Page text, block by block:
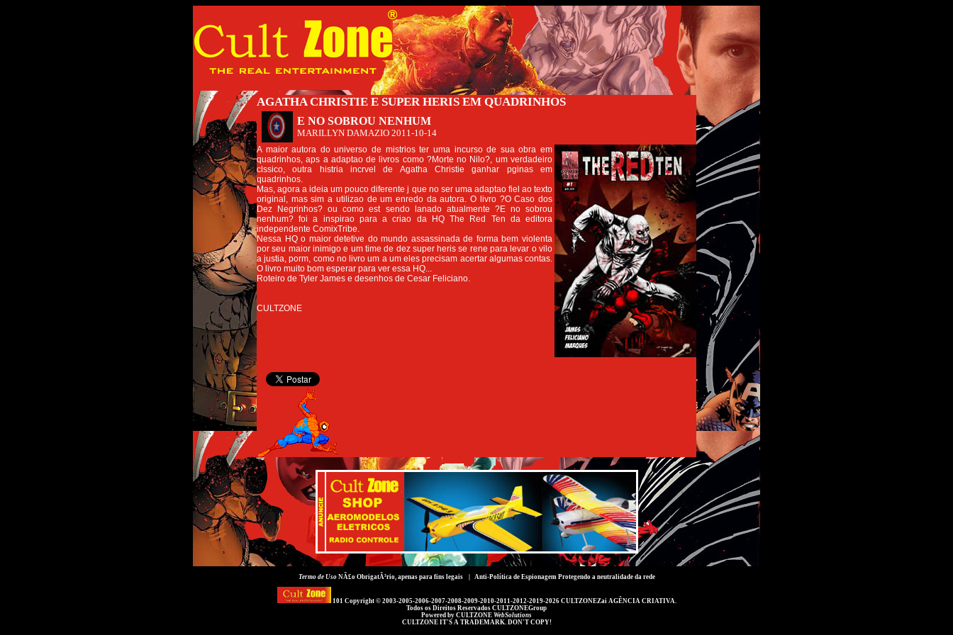
AGATHA CHRISTIE E SUPER HERIS EM QUADRINHOS
E NO SOBROU NENHUM
MARILLYN DAMAZIO 2011-10-14
A maior autora do universo de mistrios ter uma incurso de sua obra em
quadrinhos, aps a adaptao de livros como ?Morte no Nilo?, um verdadeiro
clssico, outra histria incrvel de Agatha Christie ganhar pginas em
quadrinhos.
Mas, agora a ideia um pouco diferente j que no ser uma adaptao fiel ao texto
original, mas sim a utilizao de um enredo da autora. O livro ?O Caso dos
Dez Negrinhos? ou como est sendo lanado atualmente ?E no sobrou
nenhum? foi a inspirao para a criao da HQ The Red Ten da editora
independente ComixTribe.
Nessa HQ o maior detetive do mundo assassinada de forma bem violenta
por seu maior inimigo e um time de dez super heris se rene para levar o vilo
a justia, porm, como no livro um a um eles precisam acertar algumas contas.
O livro muito bom esperar para ver essa HQ...
Roteiro de Tyler James e desenhos de Cesar Feliciano.
CULTZONE
Termo de UsoNÃ£o ObrigatÃ³rio, apenas para fins legais | Anti-Política de EspionagemProtegendo a neutralidade da rede
101 Copyright © 2003-2005-2006-2007-2008-2009-2010-2011-2012-2019-2026 CULTZONEZai AGÊNCIA CRIATIVA.
Todos os Direitos Reservados CULTZONEGroup
Powered by CULTZONE WebSolutions
CULTZONE IT'S A TRADEMARK. DON'T COPY!